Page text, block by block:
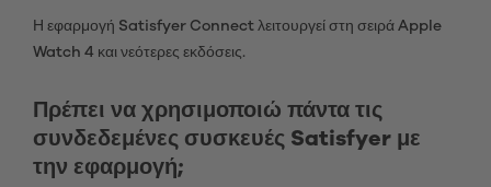
Η εφαρμογή Satisfyer Connect λειτουργεί στη σειρά Apple
Watch 4 και νεότερες εκδόσεις.
Πρέπει να χρησιμοποιώ πάντα τις
συνδεδεμένες συσκευές Satisfyer με
την εφαρμογή;